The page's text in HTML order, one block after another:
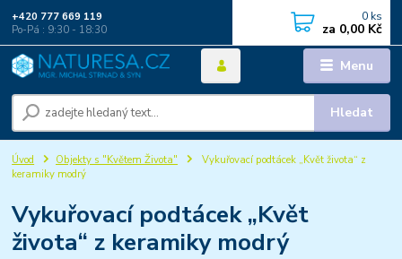
Menu
Hledat
+420 777 669 119
Po-Pá : 9:30 - 18:30
0 ks
za 0,00 Kč
Úvod Objekty s "Květem Života"
Vykuřovací podtácek „Květ života“ z
keramiky modrý
Vykuřovací podtácek „Květ
života“ z keramiky modrý